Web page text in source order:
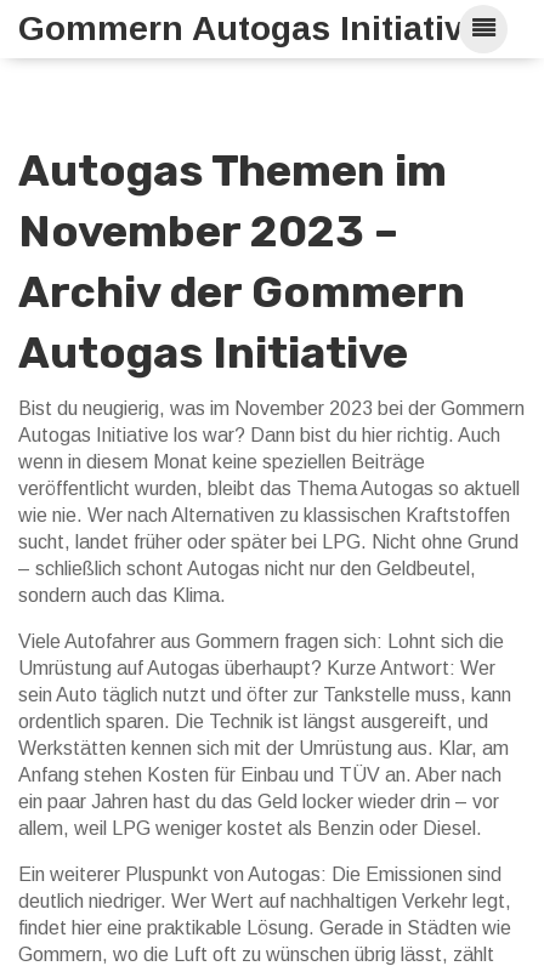
Gommern Autogas Initiative
Autogas Themen im
November 2023 –
Archiv der Gommern
Autogas Initiative
Bist du neugierig, was im November 2023 bei der Gommern
Autogas Initiative los war? Dann bist du hier richtig. Auch
wenn in diesem Monat keine speziellen Beiträge
veröffentlicht wurden, bleibt das Thema Autogas so aktuell
wie nie. Wer nach Alternativen zu klassischen Kraftstoffen
sucht, landet früher oder später bei LPG. Nicht ohne Grund
– schließlich schont Autogas nicht nur den Geldbeutel,
sondern auch das Klima.
Viele Autofahrer aus Gommern fragen sich: Lohnt sich die
Umrüstung auf Autogas überhaupt? Kurze Antwort: Wer
sein Auto täglich nutzt und öfter zur Tankstelle muss, kann
ordentlich sparen. Die Technik ist längst ausgereift, und
Werkstätten kennen sich mit der Umrüstung aus. Klar, am
Anfang stehen Kosten für Einbau und TÜV an. Aber nach
ein paar Jahren hast du das Geld locker wieder drin – vor
allem, weil LPG weniger kostet als Benzin oder Diesel.
Ein weiterer Pluspunkt von Autogas: Die Emissionen sind
deutlich niedriger. Wer Wert auf nachhaltigen Verkehr legt,
findet hier eine praktikable Lösung. Gerade in Städten wie
Gommern, wo die Luft oft zu wünschen übrig lässt, zählt